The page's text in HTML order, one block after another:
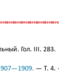
Гол. III. 283.
— Т. 4.